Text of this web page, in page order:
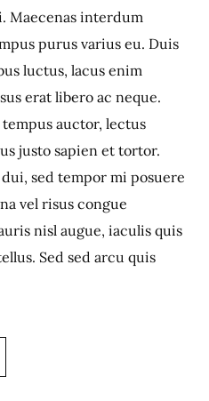
Maecenas interdum
purus varius eu. Duis
luctus, lacus enim
erat libero ac neque.
auctor, lectus
justo sapien et tortor.
sed tempor mi posuere
vel risus congue
nisl augue, iaculis quis
Sed sed arcu quis